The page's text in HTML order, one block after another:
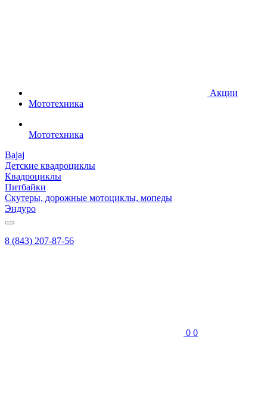
Акции
Мототехника
Мототехника
Bajaj
Детские квадроциклы
Квадроциклы
Питбайки
Скутеры, дорожные мотоциклы, мопеды
Эндуро
8 (843) 207-87-56
0 0